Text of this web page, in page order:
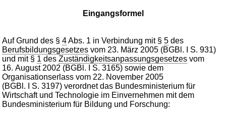
Eingangsformel
Auf Grund des §4Abs. 1 in Verbindung mit §5 des
Berufsbildungsgesetzes vom 23. März 2005 (BGBl. I S. 931)
und mit § 1 desZuständigkeitsanpassungsgesetzes vom
16. August 2002 (BGBl. I S. 3165) sowie dem
Organisationserlass vom 22. November 2005
(BGBl. I S. 3197) verordnet das Bundesministerium für
Wirtschaft und Technologie im Einvernehmen mit dem
Bundesministerium für Bildung und Forschung: